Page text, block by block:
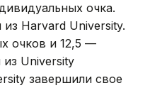
очка.
Harvard University.
очков и 12,5 —
University
завершили свое